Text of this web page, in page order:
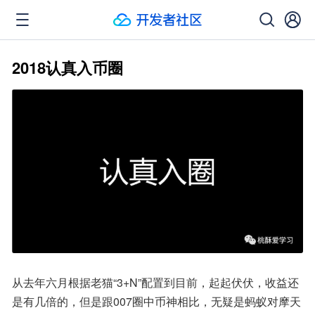
2018认真入币圈
从去年六月根据老猫“3+N”配置到目前，起起伏伏，收益还
是有几倍的，但是跟007圈中币神相比，无疑是蚂蚁对摩天